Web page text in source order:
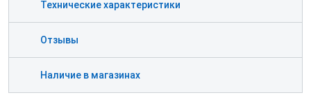
Технические характеристики
Отзывы
Наличие в магазинах